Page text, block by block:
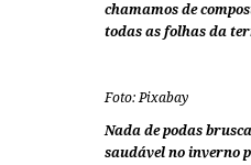
chamamos de
todas as folhas da
Foto: Pixabay
Nada de podas
saudável no inverno